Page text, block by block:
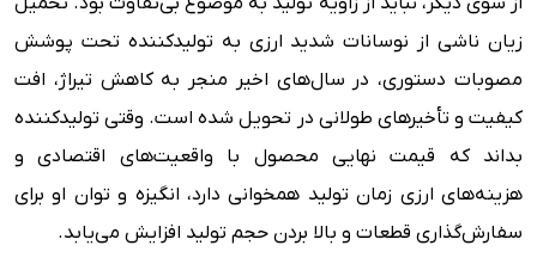
زیان ناشی از نوسانات شدید ارزی به تولیدکننده تحت پوشش
مصوبات دستوری، در سال‌های اخیر منجر به کاهش تیراژ، افت
کیفیت و تأخیرهای طولانی در تحویل شده است. وقتی تولیدکننده
بداند که قیمت نهایی محصول با واقعیت‌های اقتصادی و
هزینه‌های ارزی زمان تولید همخوانی دارد، انگیزه و توان او برای
سفارش‌گذاری قطعات و بالا بردن حجم تولید افزایش می‌یابد.